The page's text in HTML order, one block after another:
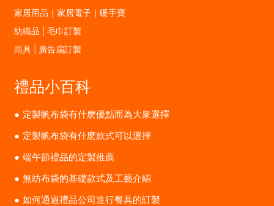
家居用品｜家居電子｜暖手寶
紡織品 | 毛巾訂製
雨具 | 廣告扇訂製
禮品小百科
定製帆布袋有什麽優點而為大衆選擇
定製帆布袋有什麽款式可以選擇
端午節禮品的定製推薦
無紡布袋的基礎款式及工藝介紹
如何通過禮品公司進行餐具的訂製